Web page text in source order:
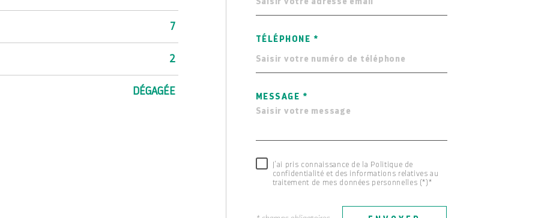
7
2
DÉGAGÉE
TÉLÉPHONE *
MESSAGE *
J'ai pris connaissance de la Politique de
confidentialité et des informations relatives au
traitement de mes données personnelles (*)*